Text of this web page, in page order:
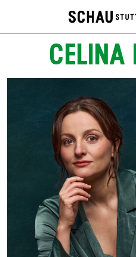
CELINA